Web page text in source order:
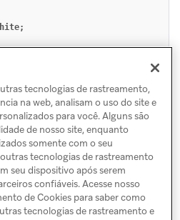
;
tecnologias de rastreamento,
na web, analisam o uso do site e
para você. Alguns são
de nosso site, enquanto
somente com o seu
tecnologias de rastreamento
seu dispositivo após serem
confiáveis. Acesse nosso
de Cookies para saber como
tecnologias de rastreamento e